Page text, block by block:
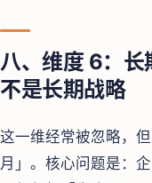
八、维度 6：
不是长期战略
这一维经常被忽略，
月」。核心问题是：